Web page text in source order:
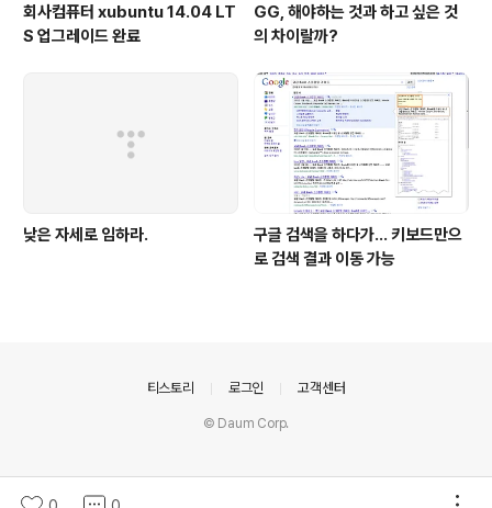
회사컴퓨터 xubuntu 14.04 LT
S 업그레이드 완료
GG, 해야하는 것과 하고 싶은 것
의 차이랄까?
낮은 자세로 임하라.
구글 검색을 하다가... 키보드만으
로 검색 결과 이동 가능
티스토리 로그인 고객센터
© Daum Corp.